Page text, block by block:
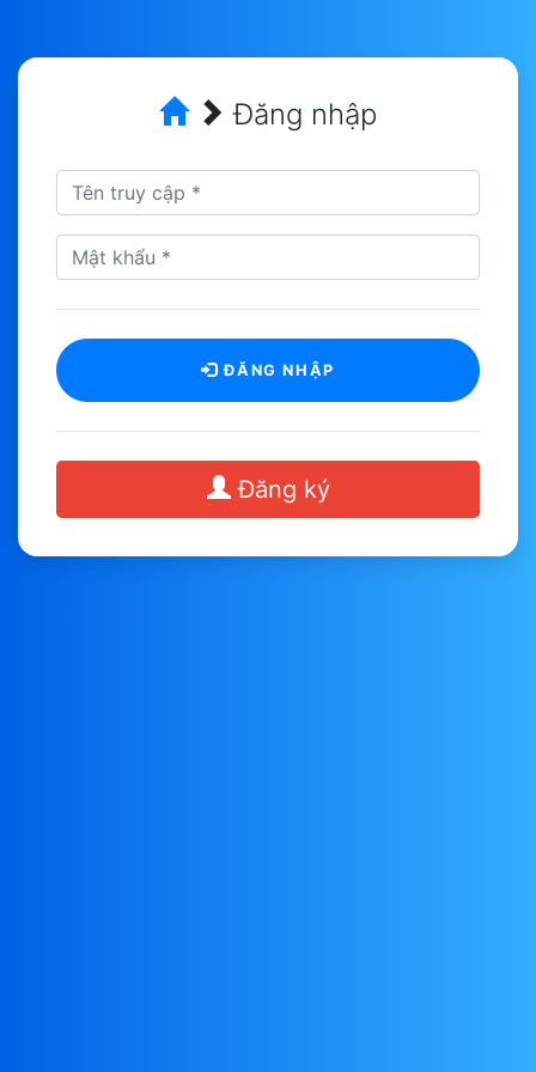
Đăng nhập
ĐĂNG NHẬP
Đăng ký